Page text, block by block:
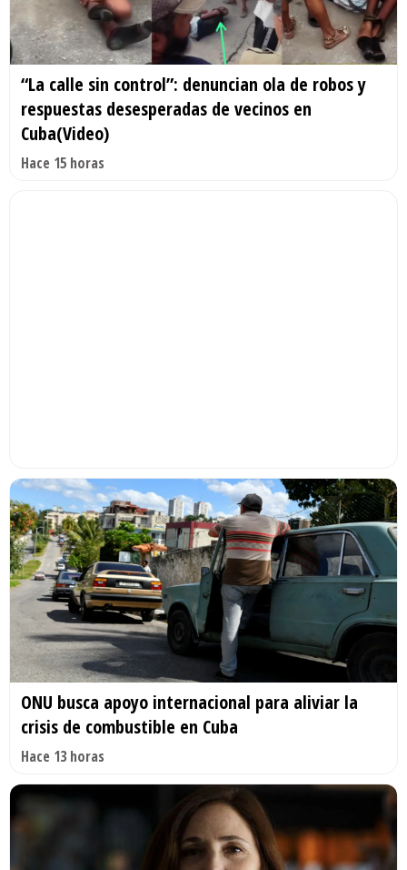
“La calle sin control”: denuncian ola de robos y
respuestas desesperadas de vecinos en
Cuba(Video)
Hace 15 horas
ONU busca apoyo internacional para aliviar la
crisis de combustible en Cuba
Hace 13 horas